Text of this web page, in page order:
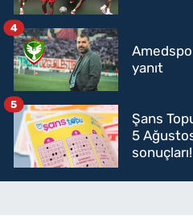
yanıt
4
Şans
5
5